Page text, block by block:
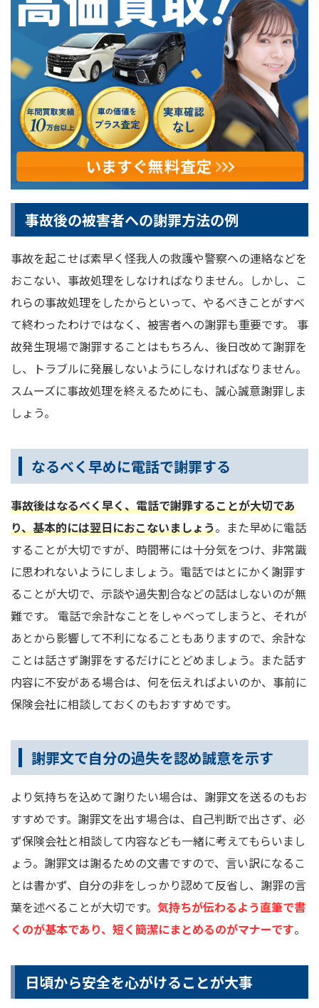
事故後の被害者への謝罪方法の例
事故を起こせば素早く怪我人の救護や警察への連絡などを
おこない、事故処理をしなければなりません。しかし、こ
れらの事故処理をしたからといって、やるべきことがすべ
て終わったわけではなく、被害者への謝罪も重要です。 事
故発生現場で謝罪することはもちろん、後日改めて謝罪を
し、トラブルに発展しないようにしなければなりません。
スムーズに事故処理を終えるためにも、誠心誠意謝罪しま
しょう。
なるべく早めに電話で謝罪する
事故後はなるべく早く、電話で謝罪することが大切であ
り、基本的には翌日におこないましょう。また早めに電話
することが大切ですが、時間帯には十分気をつけ、非常識
に思われないようにしましょう。電話ではとにかく謝罪す
ることが大切で、示談や過失割合などの話はしないのが無
難です。 電話で余計なことをしゃべってしまうと、それが
あとから影響して不利になることもありますので、余計な
ことは話さず謝罪をするだけにとどめましょう。また話す
内容に不安がある場合は、何を伝えればよいのか、事前に
保険会社に相談しておくのもおすすめです。
謝罪文で自分の過失を認め誠意を示す
より気持ちを込めて謝りたい場合は、謝罪文を送るのもお
すすめです。謝罪文を出す場合は、自己判断で出さず、必
ず保険会社と相談して内容なども一緒に考えてもらいまし
ょう。謝罪文は謝るための文書ですので、言い訳になるこ
とは書かず、自分の非をしっかり認めて反省し、謝罪の言
葉を述べることが大切です。 気持ちが伝わるよう直筆で書
くのが基本であり、短く簡潔にまとめるのがマナーです。
日頃から安全を心がけることが大事